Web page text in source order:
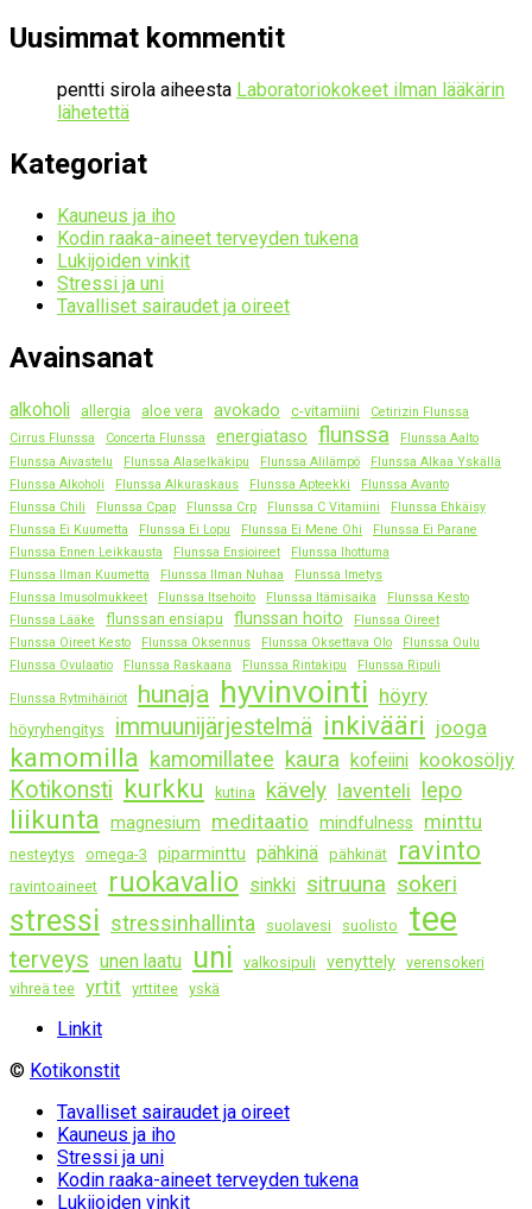
Uusimmat kommentit
pentti sirola aiheesta Laboratoriokokeet ilman lääkärin
lähetettä
Kategoriat
Kauneus ja iho
Kodin raaka-aineet terveyden tukena
Lukijoiden vinkit
Stressi ja uni
Tavalliset sairaudet ja oireet
Avainsanat
alkoholi allergia aloe vera avokado c-vitamiini
Cetirizin Flunssa
Cirrus Flunssa
Concerta Flunssa energiataso flunssa
Flunssa Aalto
Flunssa Aivastelu
Flunssa Alaselkäkipu Flunssa Alilämpö
Flunssa Alkaa Yskällä
Flunssa Alkoholi
Flunssa Alkuraskaus Flunssa Apteekki
Flunssa Avanto
Flunssa Chili
Flunssa Cpap Flunssa Crp Flunssa C Vitamiini
Flunssa Ehkäisy
Flunssa Ei Kuumetta
Flunssa Ei Lopu Flunssa Ei Mene Ohi
Flunssa Ei Parane
Flunssa Ennen Leikkausta
Flunssa Ensioireet
Flunssa Ihottuma
Flunssa Ilman Kuumetta
Flunssa Ilman Nuhaa
Flunssa Imetys
Flunssa Imusolmukkeet
Flunssa Itsehoito Flunssa Itämisaika
Flunssa Kesto
Flunssa Lääke
flunssan ensiapu flunssan hoito
Flunssa Oireet
Flunssa Oireet Kesto
Flunssa Oksennus Flunssa Oksettava Olo
Flunssa Oulu
Flunssa Ovulaatio
Flunssa Raskaana Flunssa Rintakipu Flunssa Ripuli
Flunssa Rytmihäiriöt hunaja hyvinvointi höyry
höyryhengitys immuunijärjestelmä inkivääri jooga
kamomilla kamomillatee kaura kofeiini kookosöljy
Kotikonsti kurkku kutina kävely laventeli lepo
liikunta magnesium meditaatio mindfulness minttu
nesteytys omega-3 piparminttu pähkinä pähkinät ravinto
ravintoaineet ruokavalio sinkki sitruuna sokeri
stressi stressinhallinta suolavesi suolisto tee
terveys unen laatu uni valkosipuli venyttely verensokeri
vihreä tee yrtit yrttitee yskä
Linkit
© Kotikonstit
Tavalliset sairaudet ja oireet
Kauneus ja iho
Stressi ja uni
Kodin raaka-aineet terveyden tukena
Lukijoiden vinkit